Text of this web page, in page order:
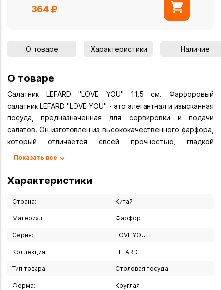
364
О товаре Характеристики Наличие
О товаре
Салатник LEFARD "LOVE YOU" 11,5 см. Фарфоровый
салатник LEFARD "LOVE YOU" - это элегантная и изысканная
посуда, предназначенная для сервировки и подачи
салатов. Он изготовлен из высококачественного фарфора,
который отличается своей прочностью, гладкой
порверхностью и блеском.
ниже магазинах в Иркутске и в Ангарске, а также сделать
Показать все
Характеристики
Страна: Китай
Материал: Фарфор
Серия: LOVE YOU
Коллекция: LEFARD
Тип товара: Столовая посуда
Форма: Круглая